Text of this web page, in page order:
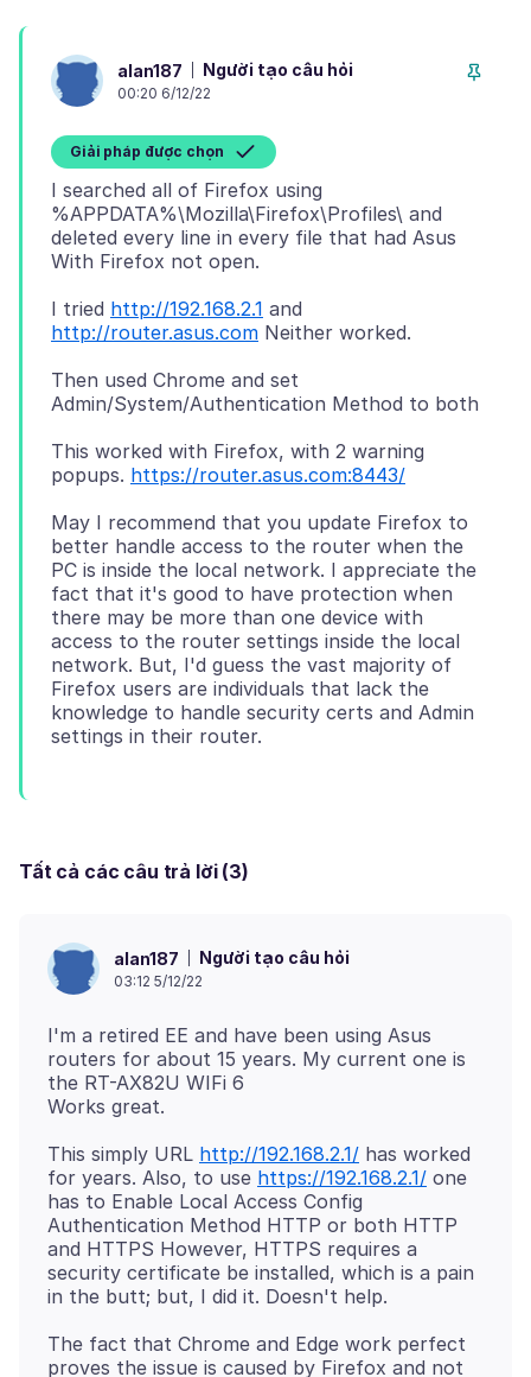
alan187 Người tạo câu hỏi
00:20 6/12/22
Giải pháp được chọn
I searched all of Firefox using
%APPDATA%\Mozilla\Firefox\Profiles\ and
deleted every line in every file that had Asus
I tried http://192.168.2.1 and
http://router.asus.com
Then used Chrome and set
This worked with Firefox, with 2 warning
popups. https://router.asus.com:8443/
May I recommend that you update Firefox to
better handle access to the router when the
PC is inside the local network. I appreciate the
fact that it's good to have protection when
there may be more than one device with
access to the router settings inside the local
network. But, I'd guess the vast majority of
Firefox users are individuals that lack the
knowledge to handle security certs and Admin
Tất cả các câu trả lời (3)
alan187 Người tạo câu hỏi
03:12 5/12/22
I'm a retired EE and have been using Asus
routers for about 15 years. My current one is
the RT-AX82U WIFi 6
This simply URL http://192.168.2.1/ has worked
for years. Also, to use https://192.168.2.1/ one
has to Enable Local Access Config
Authentication Method HTTP or both HTTP
and HTTPS However, HTTPS requires a
security certificate be installed, which is a pain
The fact that Chrome and Edge work perfect
proves the issue is caused by Firefox and not